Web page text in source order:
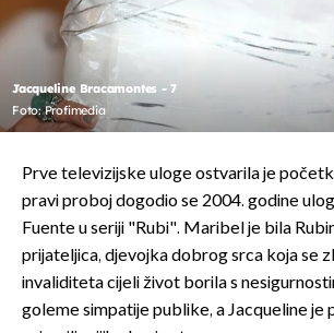
Jacqueline Bracamontes - 7
Foto: Profimedia
Prve televizijske uloge ostvarila je
pravi proboj dogodio se 2004. godine
Fuente u seriji "Rubi". Maribel je bila
prijateljica, djevojka dobrog srca koja se
invaliditeta cijeli život borila s
goleme simpatije publike, a Jacqueline je